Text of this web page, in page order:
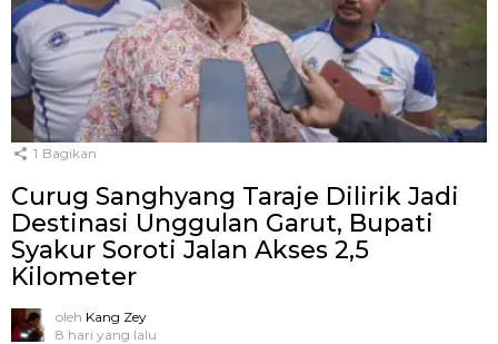
1 Bagikan
Curug Sanghyang Taraje Dilirik Jadi
Destinasi Unggulan Garut, Bupati
Syakur Soroti Jalan Akses 2,5
Kilometer
oleh Kang Zey
8 hari yang lalu